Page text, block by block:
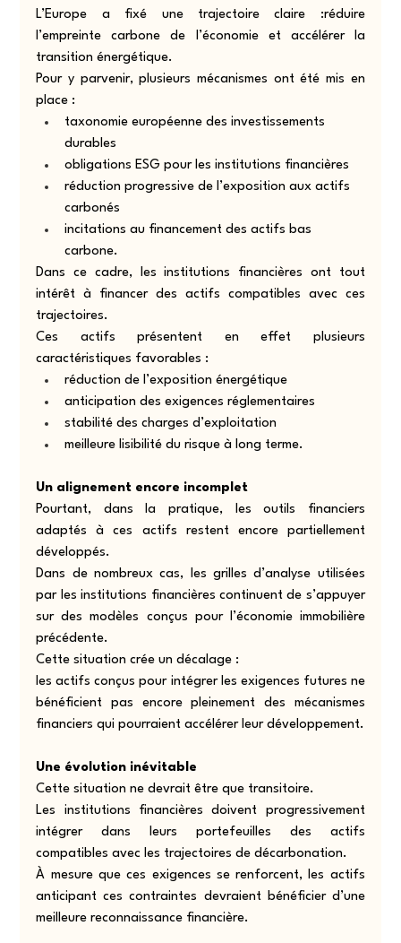
L’Europe a fixé une trajectoire claire :réduire
l’empreinte carbone de l’économie et accélérer la
transition énergétique.
Pour y parvenir, plusieurs mécanismes ont été mis en
place :
taxonomie européenne des investissements
durables
obligations ESG pour les institutions financières
réduction progressive de l’exposition aux actifs
carbonés
incitations au financement des actifs bas
carbone.
Dans ce cadre, les institutions financières ont tout
intérêt à financer des actifs compatibles avec ces
trajectoires.
Ces actifs présentent en effet plusieurs
caractéristiques favorables :
réduction de l’exposition énergétique
anticipation des exigences réglementaires
stabilité des charges d’exploitation
meilleure lisibilité du risque à long terme.
Un alignement encore incomplet
Pourtant, dans la pratique, les outils financiers
adaptés à ces actifs restent encore partiellement
développés.
Dans de nombreux cas, les grilles d’analyse utilisées
par les institutions financières continuent de s’appuyer
sur des modèles conçus pour l’économie immobilière
précédente.
Cette situation crée un décalage :
les actifs conçus pour intégrer les exigences futures ne
bénéficient pas encore pleinement des mécanismes
financiers qui pourraient accélérer leur développement.
Une évolution inévitable
Cette situation ne devrait être que transitoire.
Les institutions financières doivent progressivement
intégrer dans leurs portefeuilles des actifs
compatibles avec les trajectoires de décarbonation.
À mesure que ces exigences se renforcent, les actifs
anticipant ces contraintes devraient bénéficier d’une
meilleure reconnaissance financière.